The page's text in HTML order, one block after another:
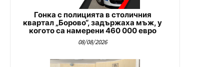
Гонка с полицията в столичния
квартал „Борово“, задържаха мъж, у
когото са намерени 460 000 евро
08/08/2026